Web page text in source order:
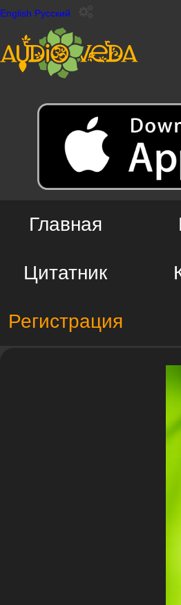
English Русский
Главная
Цитатник
Регистрация